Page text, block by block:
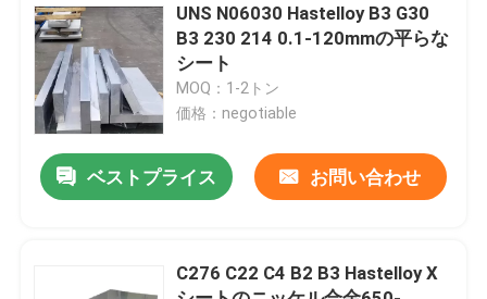
私達に連絡しなさい
Inconel 600の文書
インコネル625素材
Inconel 718の文書
UNS N06030 Hastelloy B3 G30
B3 230 214 0.1-120mmの平らな
シート
MOQ：1-2トン
価格：negotiable
ベストプライス お問い合わせ
C276 C22 C4 B2 B3 Hastelloy X